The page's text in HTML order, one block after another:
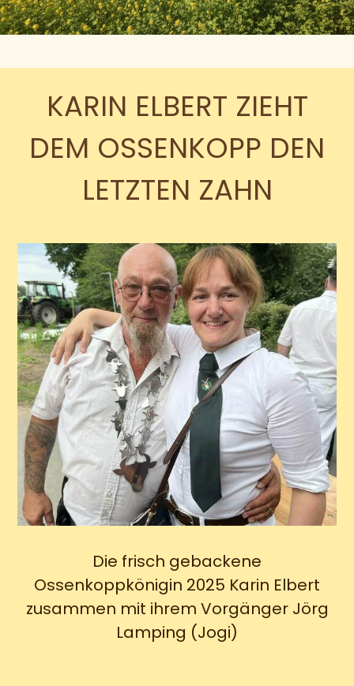
KARIN ELBERT ZIEHT
DEM OSSENKOPP DEN
LETZTEN ZAHN
Die frisch gebackene
Ossenkoppkönigin 2025 Karin Elbert
zusammen mit ihrem Vorgänger Jörg
Lamping (Jogi)